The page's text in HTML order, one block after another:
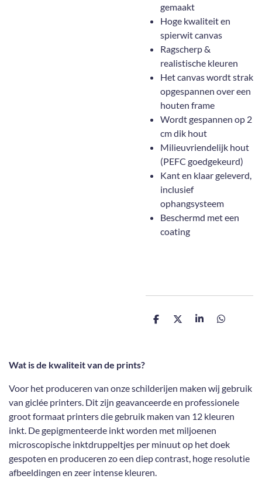
gemaakt
Hoge kwaliteit en
spierwit canvas
Ragscherp &
realistische kleuren
Het canvas wordt strak
opgespannen over een
houten frame
Wordt gespannen op 2
cm dik hout
Milieuvriendelijk hout
(PEFC goedgekeurd)
Kant en klaar geleverd,
inclusief
ophangsysteem
Beschermd met een
coating
D
D
S
D
Wat is de kwaliteit van de prints?
Voor het produceren van onze schilderijen maken wij gebruik
van giclée printers. Dit zijn geavanceerde en professionele
groot formaat printers die gebruik maken van 12 kleuren
inkt. De gepigmenteerde inkt worden met miljoenen
microscopische inktdruppeltjes per minuut op het doek
gespoten en produceren zo een diep contrast, hoge resolutie
afbeeldingen en zeer intense kleuren.